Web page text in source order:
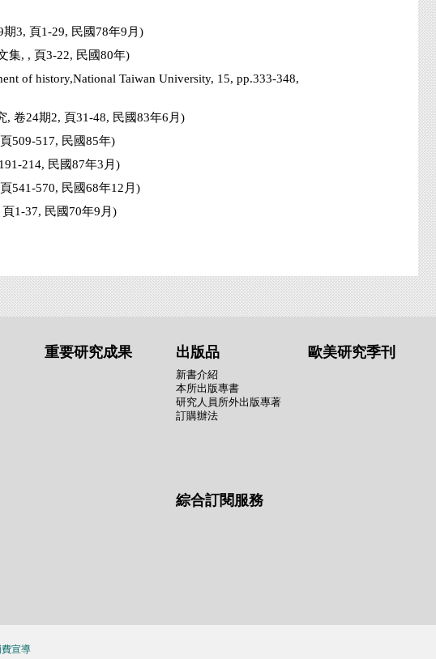
3, 頁1-29, 民國78年9月)
集, , 頁3-22, 民國80年)
of history,National Taiwan University, 15, pp.333-348,
, 卷24期2, 頁31-48, 民國83年6月)
509-517, 民國85年)
214, 民國87年3月)
541-570, 民國68年12月)
1-37, 民國70年9月)
重要研究成果 出版品
新書介紹
本所出版專書
研究人員所外出版專著
訂購辦法
歐美研究季刊
綜合訂閱服務
宣導